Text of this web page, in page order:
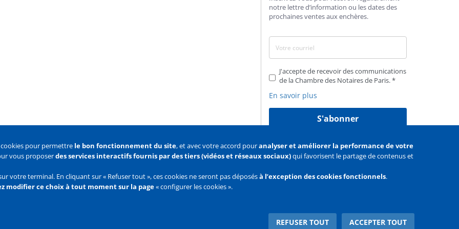
notre lettre d’information ou les dates des
prochaines ventes aux enchères.
J'accepte de recevoir des communications
de la Chambre des Notaires de Paris.
En savoir plus
S'abonner
Flux
pour permettre le bon fonctionnement du site, et avec votre accord pouranalyser et améliorer la performance de votre
vous proposerdes services interactifs fournis par des tiers (vidéos et réseaux sociaux)qui favorisent le partage de contenus et
votre terminal. En cliquant sur « Refuser tout », ces cookies ne seront pas déposésà l’exception des cookies fonctionnels.
modifier ce choix à tout moment sur la page« configurer les cookies ».
ACCEPTER TOUT
REFUSER TOUT